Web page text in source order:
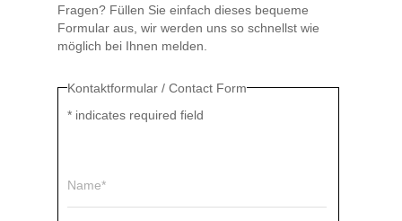
Fragen? Füllen Sie einfach dieses bequeme
Formular aus, wir werden uns so schnellst wie
möglich bei Ihnen melden.
Kontaktformular / Contact Form
* indicates required field
Name*